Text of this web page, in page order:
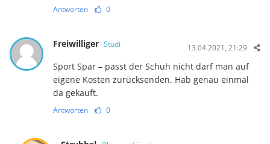
Antworten 0
Freiwilliger Studi 13.04.2021, 21:29
Sport Spar – passt der Schuh nicht darf man auf
eigene Kosten zurücksenden. Hab genau einmal
da gekauft.
Antworten 0